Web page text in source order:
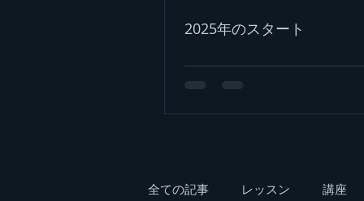
2025年のスタート
全ての記事 レッスン 講座